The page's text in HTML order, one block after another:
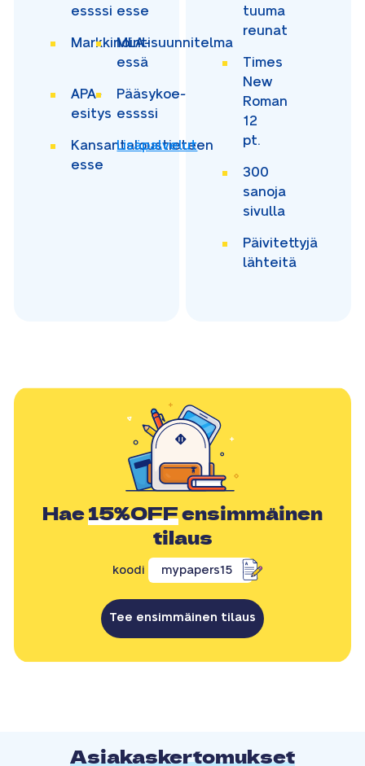
essssi esse
Markkinointisuunnitelma
MLA-
essä
APA-
esitys
Pääsykoe-
essssi
Kansantaloustieteen
esse
Lisäpalvelut
tuuma
reunat
Times
New
Roman
12
pt.
300
sanoja
sivulla
Päivitettyjä
lähteitä
Hae15%OFFensimmäinen
tilaus
koodi mypapers15
Tee ensimmäinen tilaus
Asiakaskertomukset